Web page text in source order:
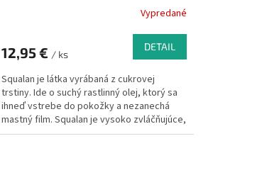
Vypredané
12,95 € / ks
DETAIL
Squalan je látka vyrábaná z cukrovej
trstiny. Ide o suchý rastlinný olej, ktorý sa
ihneď vstrebe do pokožky a nezanechá
mastný film. Squalan je vysoko zvláčňujúce,
zvlhčujúci, je vhodný na regeneráciu